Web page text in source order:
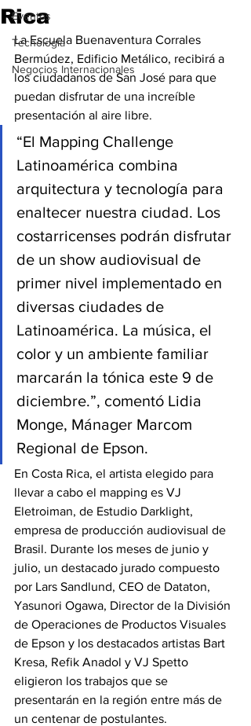
Eventos
Tecnología
Negocios Internacionales
Rica
La Escuela Buenaventura Corrales
Bermúdez, Edificio Metálico, recibirá a
los ciudadanos de San José para que
puedan disfrutar de una increíble
presentación al aire libre.
“El Mapping Challenge
Latinoamérica combina
arquitectura y tecnología para
enaltecer nuestra ciudad. Los
costarricenses podrán disfrutar
de un show audiovisual de
primer nivel implementado en
diversas ciudades de
Latinoamérica. La música, el
color y un ambiente familiar
marcarán la tónica este 9 de
diciembre.”, comentó Lidia
Monge, Mánager Marcom
Regional de Epson.
En Costa Rica, el artista elegido para
llevar a cabo el mapping es VJ
Eletroiman, de Estudio Darklight,
empresa de producción audiovisual de
Brasil. Durante los meses de junio y
julio, un destacado jurado compuesto
por Lars Sandlund, CEO de Dataton,
Yasunori Ogawa, Director de la División
de Operaciones de Productos Visuales
de Epson y los destacados artistas Bart
Kresa, Refik Anadol y VJ Spetto
eligieron los trabajos que se
presentarán en la región entre más de
un centenar de postulantes.